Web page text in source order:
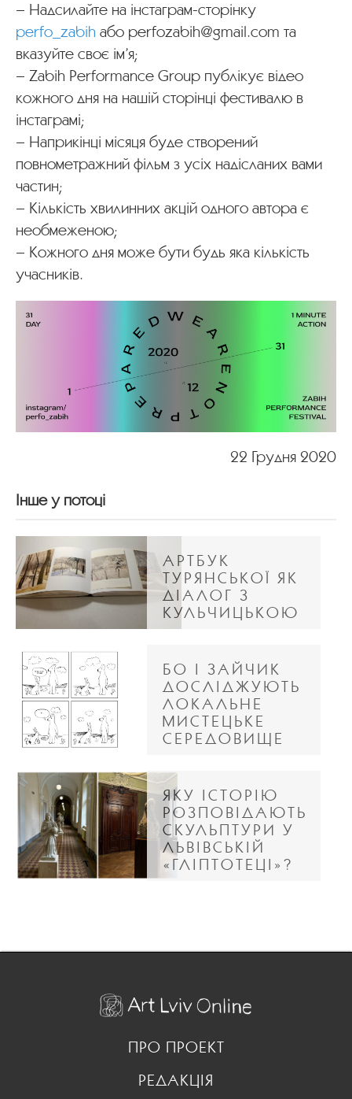
– Надсилайте на інстаграм-сторінку
perfo_zabih або perfozabih@gmail.com та
вказуйте своє ім’я;
– Zabih Performance Group публікує відео
кожного дня на нашій сторінці фестивалю в
інстаграмі;
– Наприкінці місяця буде створений
повнометражний фільм з усіх надісланих вами
частин;
– Кількість хвилинних акцій одного автора є
необмеженою;
– Кожного дня може бути будь яка кількість
учасників.
22 Грудня 2020
Інше у потоці
АРТБУК
ТУРЯНСЬКОЇ ЯК
ДІАЛОГ З
КУЛЬЧИЦЬКОЮ
БО І ЗАЙЧИК
ДОСЛІДЖУЮТЬ
ЛОКАЛЬНЕ
МИСТЕЦЬКЕ
СЕРЕДОВИЩЕ
ЯКУ ІСТОРІЮ
РОЗПОВІДАЮТЬ
СКУЛЬПТУРИ У
ЛЬВІВСЬКІЙ
«ГЛІПТОТЕЦІ»?
ПРО ПРОЕКТ
РЕДАКЦІЯ